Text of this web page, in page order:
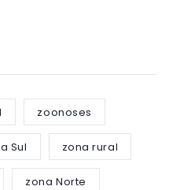
zoonoses
Sul zona rural
zona Norte